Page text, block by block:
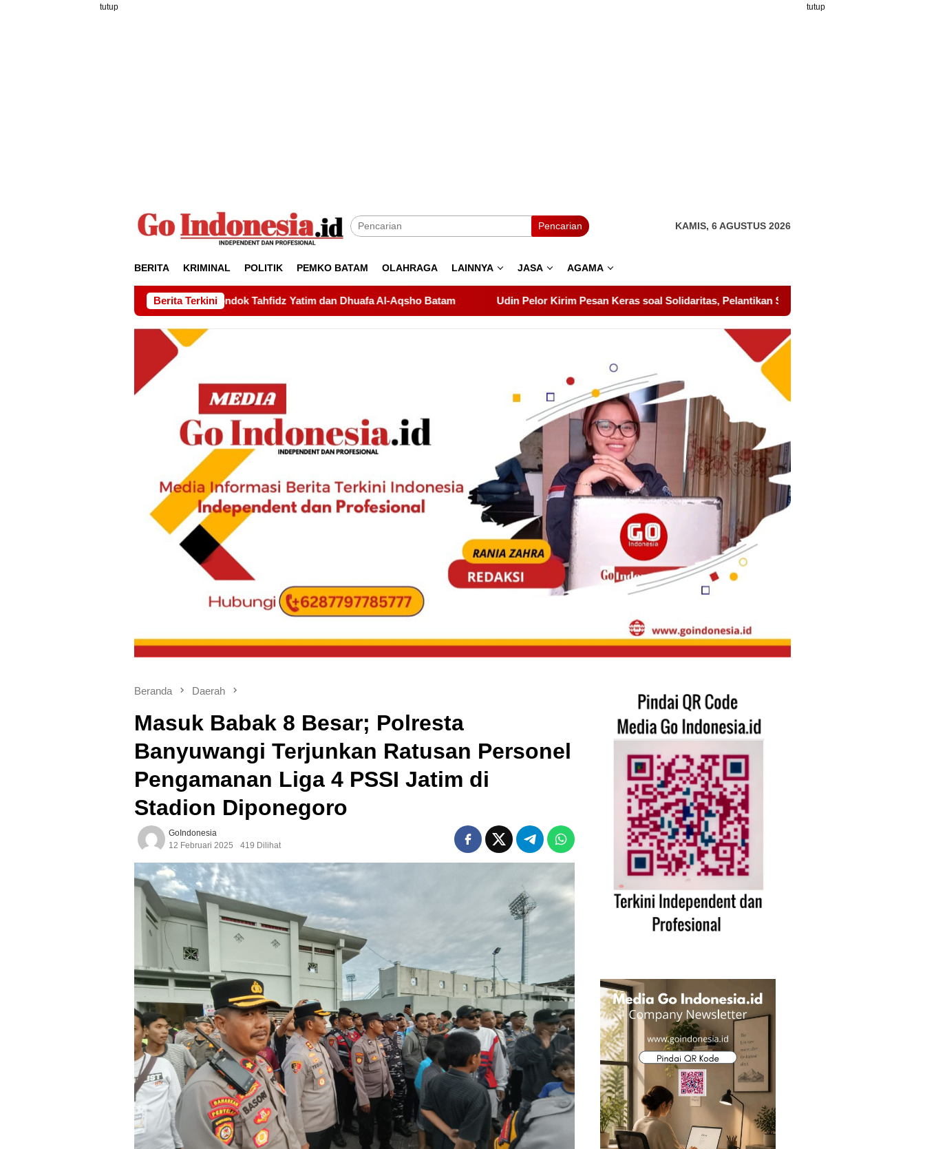
tutup tutup
Pencarian KAMIS, 6 AGUSTUS 2026
BERITA KRIMINAL POLITIK PEMKO BATAM OLAHRAGA LAINNYA JASA AGAMA
Berita Terkini
Pondok Tahfidz Yatim dan Dhuafa Al-Aqsho Batam Udin Pelor Kirim Pesan Keras soal Solidaritas, Pelantikan Sambang Gagak Hitam Jadi Sinyal Kekuatan Baru
Beranda Daerah
Masuk Babak 8 Besar; Polresta
Banyuwangi Terjunkan Ratusan Personel
Pengamanan Liga 4 PSSI Jatim di
Stadion Diponegoro
GoIndonesia
12 Februari 2025
419 Dilihat